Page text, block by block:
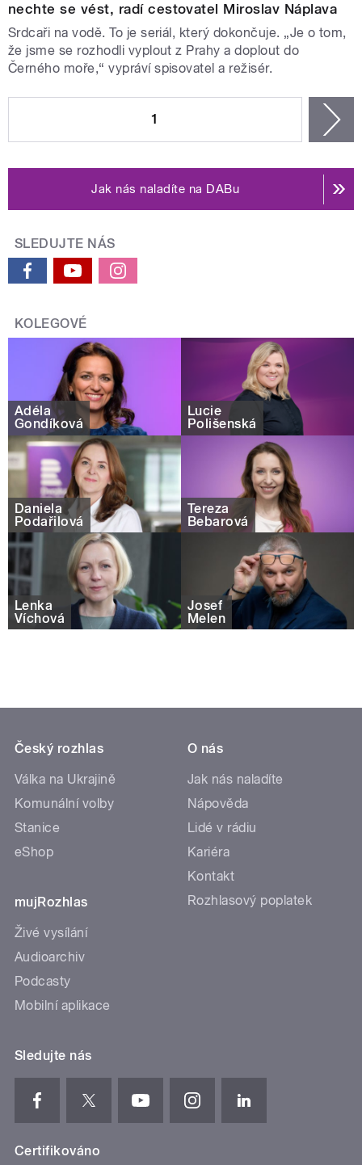
nechte se vést, radí cestovatel Miroslav Náplava
Srdcaři na vodě. To je seriál, který dokončuje. „Je o tom,
že jsme se rozhodli vyplout z Prahy a doplout do
Černého moře,“ vypráví spisovatel a režisér.
1
Jak nás naladíte na DABu
SLEDUJTE NÁS
KOLEGOVÉ
Adéla
Gondíková
Lucie
Polišenská
Daniela
Podařilová
Tereza
Bebarová
Lenka
Víchová
Josef
Melen
Český rozhlas
Válka na Ukrajině
Komunální volby
Stanice
eShop
mujRozhlas
Živé vysílání
Audioarchiv
Podcasty
Mobilní aplikace
O nás
Jak nás naladíte
Nápověda
Lidé v rádiu
Kariéra
Kontakt
Rozhlasový poplatek
Sledujte nás
Certifikováno